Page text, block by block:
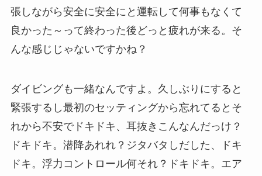
張しながら安全に安全にと運転して何事もなくて
良かった～って終わった後どっと疲れが来る。そ
んな感じじゃないですかね？
ダイビングも一緒なんですよ。久しぶりにすると
緊張するし最初のセッティングから忘れてるとそ
れから不安でドキドキ、耳抜きこんなんだっけ？
ドキドキ。潜降あれれ？ジタバタしだした、ドキ
ドキ。浮力コントロール何それ？ドキドキ。エア